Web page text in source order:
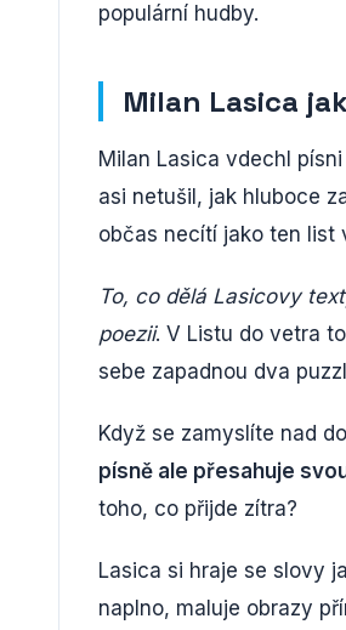
populární hudby.
Milan Lasica
Milan Lasica vdechl
asi netušil, jak hluboce
občas necítí jako ten list
To, co dělá Lasicovy
poezii. V Listu do vetra
sebe zapadnou dva
Když se zamyslíte nad
písně ale přesahuje
toho, co přijde zítra?
Lasica si hraje se slovy
naplno, maluje obrazy